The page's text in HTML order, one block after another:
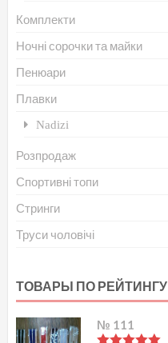
Комплекти
Ночні сорочки та майки
Пенюари
Плавки
Nadizi
Розпродаж
Спортивні топи
Стринги
Труси чоловічі
ТОВАРЫ ПО РЕЙТИНГУ
№ 111